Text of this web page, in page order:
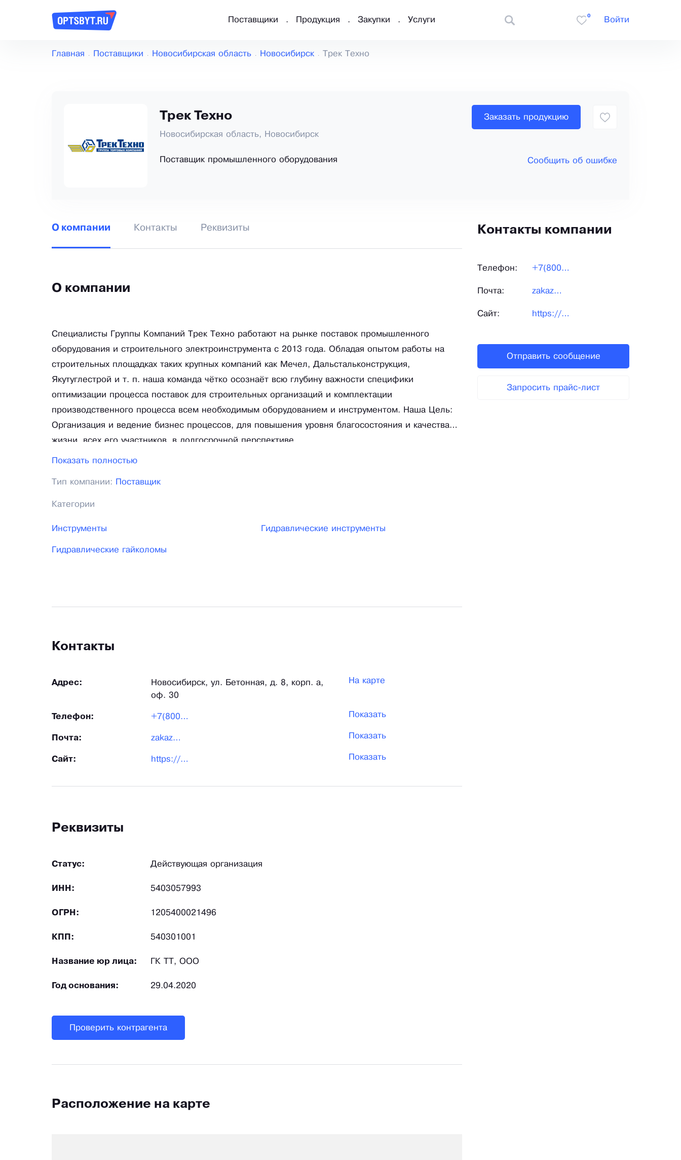
Поставщики Продукция Закупки Услуги
0
Войти
Главная Поставщики Новосибирская область Новосибирск Трек Техно
Трек Техно
Новосибирская область, Новосибирск
Поставщик промышленного оборудования
Заказать продукцию
Сообщить об ошибке
О компании Контакты Реквизиты
О компании
Специалисты Группы Компаний Трек Техно работают на рынке поставок промышленного
оборудования и строительного электроинструмента с 2013 года. Обладая опытом работы на
строительных площадках таких крупных компаний как Мечел, Дальстальконструкция,
Якутуглестрой и т. п. наша команда чётко осознаёт всю глубину важности специфики
оптимизации процесса поставок для строительных организаций и комплектации
производственного процесса всем необходимым оборудованием и инструментом. Наша Цель:
Организация и ведение бизнес процессов, для повышения уровня благосостояния и качества
жизни, всех его участников, в долгосрочной перспективе.
Показать полностью
Тип компании: Поставщик
Категории
Инструменты Гидравлические инструменты
Гидравлические гайколомы
Контакты
Адрес:
Новосибирск, ул. Бетонная, д. 8, корп. а,
оф. 30
На карте
Телефон: +7(800)301-47-46 Показать
Почта: zakaz@gktt54.ru Показать
Сайт: https://oborudovanie-gktt54.ru/ Показать
Реквизиты
Статус: Действующая организация
ИНН: 5403057993
ОГРН: 1205400021496
КПП: 540301001
Название юр лица: ГК ТТ, ООО
Год основания: 29.04.2020
Проверить контрагента
Расположение на карте
Контакты компании
Телефон: +7(800)301-47-46
Почта: zakaz@gktt54.ru
Сайт: https://oborudovanie-gktt54.ru/
Отправить сообщение
Запросить прайс-лист